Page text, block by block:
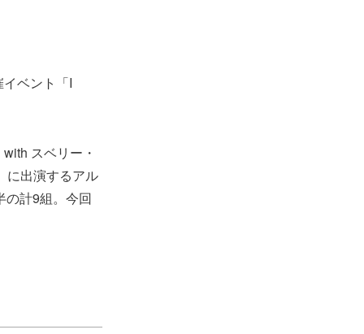
ベント「I
スベリー・
に出演するアル
の計9組。今回